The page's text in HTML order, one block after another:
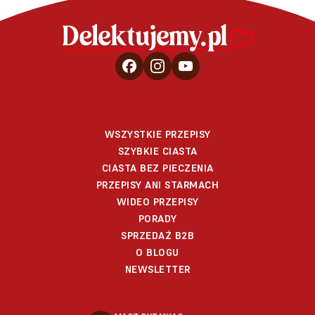
WSZYSTKIE PRZEPISY
SZYBKIE CIASTA
CIASTA BEZ PIECZENIA
PRZEPISY ANI STARMACH
WIDEO PRZEPISY
PORADY
SPRZEDAŻ B2B
O BLOGU
NEWSLETTER